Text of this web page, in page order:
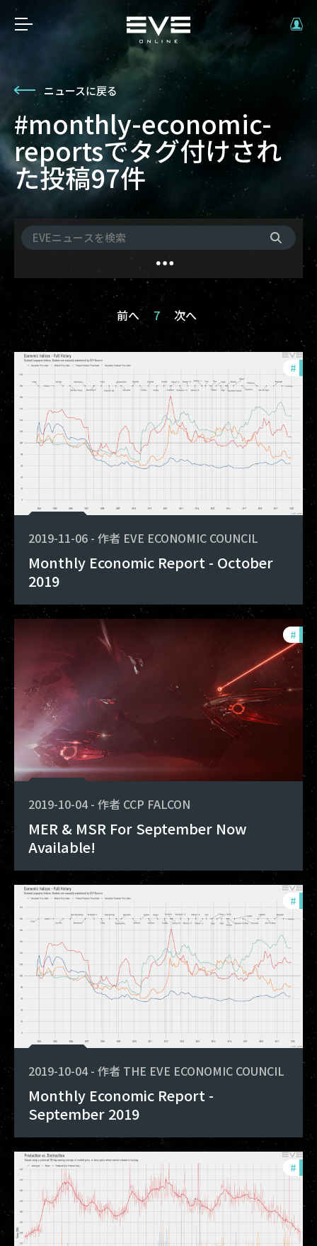
ニュースに戻る
#monthly-economic-
reportsでタグ付けされ
た投稿97件
前へ 7 次へ
#
2019-11-06 - 作者 EVE ECONOMIC COUNCIL
Monthly Economic Report - October
2019
#
2019-10-04 - 作者 CCP FALCON
MER & MSR For September Now
Available!
#
2019-10-04 - 作者 THE EVE ECONOMIC COUNCIL
Monthly Economic Report -
September 2019
#